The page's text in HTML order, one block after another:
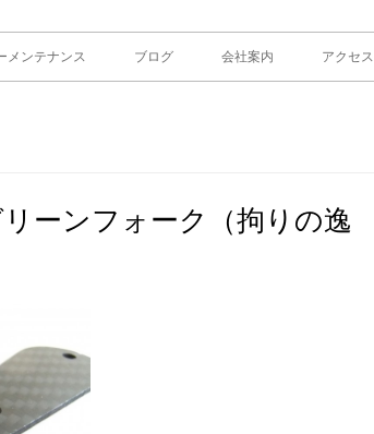
メンテナンス ブログ 会社案内 アクセス
ーンフォーク（拘りの逸